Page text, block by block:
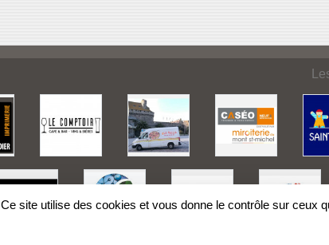
Ce site utilise des cookies et vous donne le contrôle sur ceux